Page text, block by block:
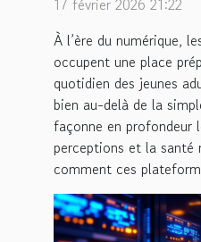
À l’ère du numérique,
occupent une place
quotidien des jeunes
bien au-delà de la
façonne en profondeur
perceptions et la santé
comment ces